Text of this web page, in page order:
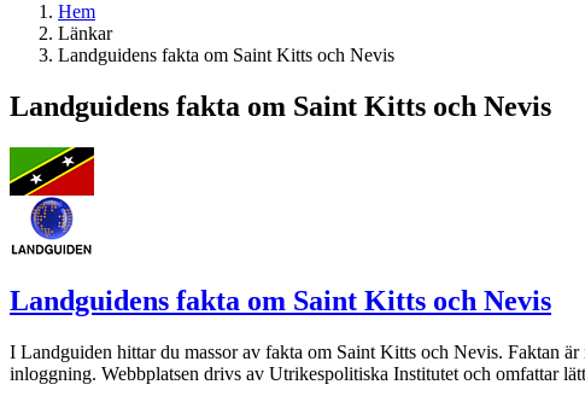
Hem
Länkar
Landguidens fakta om Saint Kitts och Nevis
Landguidens fakta om Saint Kitts och Nevis
Landguidens fakta om Saint Kitts och Nevis
I Landguiden hittar du massor av fakta om Saint Kitts och Nevis. Faktan
inloggning. Webbplatsen drivs av Utrikespolitiska Institutet och omfattar